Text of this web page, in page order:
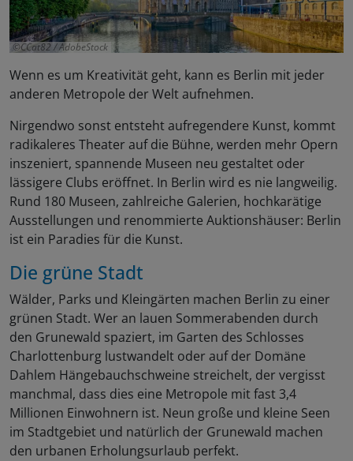
CCat82 / AdobeStock
Wenn es um Kreativität geht, kann es Berlin mit jeder
anderen Metropole der Welt aufnehmen.
Nirgendwo sonst entsteht aufregendere Kunst, kommt
radikaleres Theater auf die Bühne, werden mehr Opern
inszeniert, spannende Museen neu gestaltet oder
lässigere Clubs eröffnet. In Berlin wird es nie langweilig.
Rund 180 Museen, zahlreiche Galerien, hochkarätige
Ausstellungen und renommierte Auktionshäuser: Berlin
ist ein Paradies für die Kunst.
Die grüne Stadt
Wälder, Parks und Kleingärten machen Berlin zu einer
grünen Stadt. Wer an lauen Sommerabenden durch
den Grunewald spaziert, im Garten des Schlosses
Charlottenburg lustwandelt oder auf der Domäne
Dahlem Hängebauchschweine streichelt, der vergisst
manchmal, dass dies eine Metropole mit fast 3,4
Millionen Einwohnern ist. Neun große und kleine Seen
im Stadtgebiet und natürlich der Grunewald machen
den urbanen Erholungsurlaub perfekt.